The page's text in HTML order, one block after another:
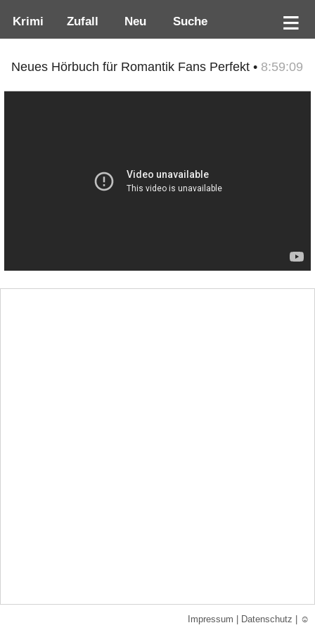
Krimi Zufall Neu Suche
Neues Hörbuch für Romantik Fans Perfekt • 8:59:09
Impressum Datenschutz ☺